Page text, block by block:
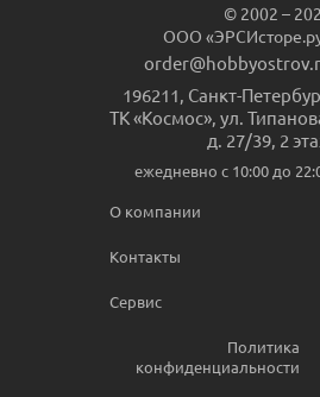
© 2002 –
ООО
196211 Санкт-
ТК «Космос», ул.
д. 27/39, 2
ежедневно c 10:00 до
О компании
Контакты
Сервис
Политика
конфиденциальности